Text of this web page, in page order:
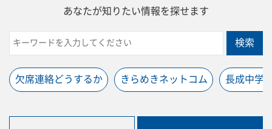
あなたが知りたい情報を探せます
検索
欠席連絡どうするか きらめきネットコム 長成中学